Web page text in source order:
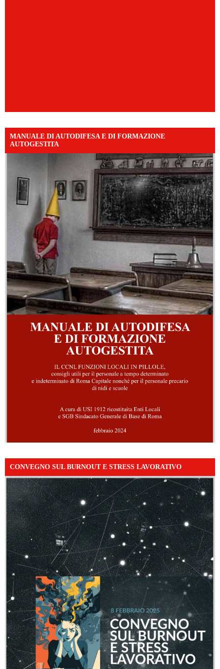
MANUALE DI AUTODIFESA E DI FORMAZIONE
AUTOGESTITA
CONVEGNO SUL BURNOUT E STRESS LAVORATIVO